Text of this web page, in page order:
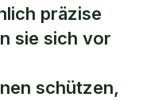
präzise
sie sich vor
schützen,